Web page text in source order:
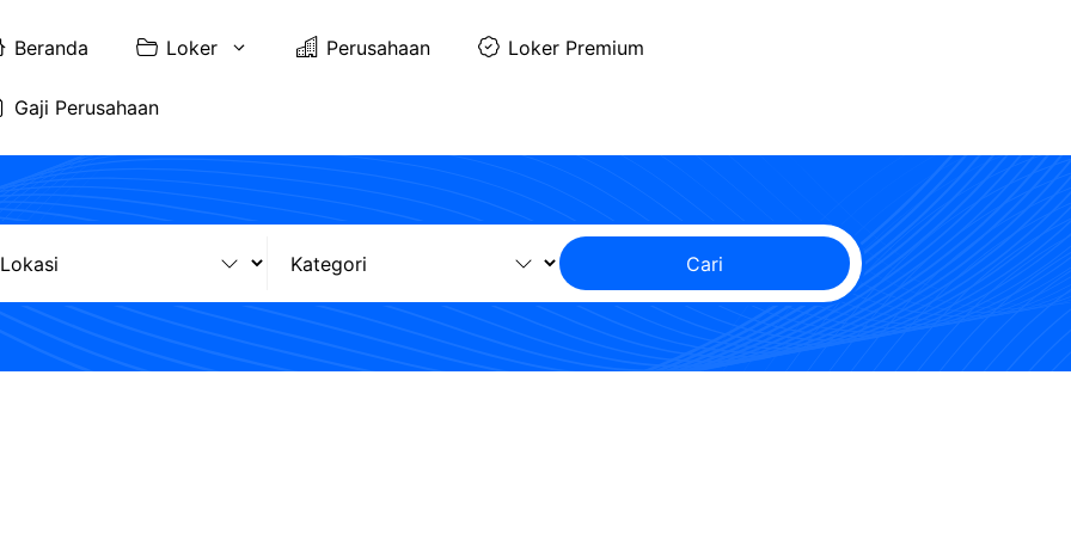
Beranda Loker Perusahaan Loker Premium
Gaji Perusahaan
Cari